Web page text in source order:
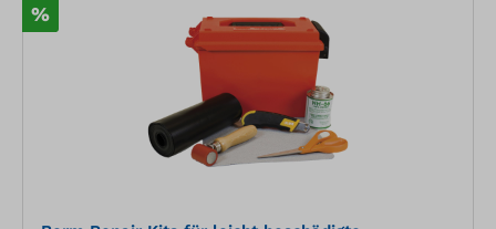
%